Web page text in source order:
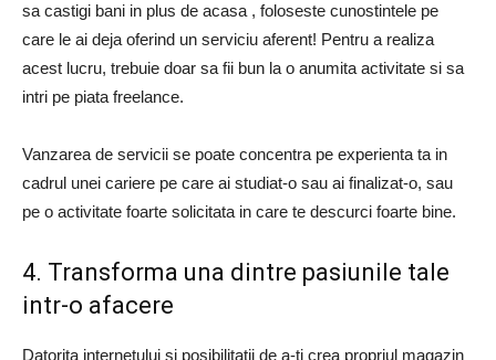
sa castigi bani in plus de acasa , foloseste cunostintele pe
care le ai deja oferind un serviciu aferent! Pentru a realiza
acest lucru, trebuie doar sa fii bun la o anumita activitate si sa
intri pe piata freelance.
Vanzarea de servicii se poate concentra pe experienta ta in
cadrul unei cariere pe care ai studiat-o sau ai finalizat-o, sau
pe o activitate foarte solicitata in care te descurci foarte bine.
4. Transforma una dintre pasiunile tale
intr-o afacere
Datorita internetului si posibilitatii de a-ti crea propriul magazin